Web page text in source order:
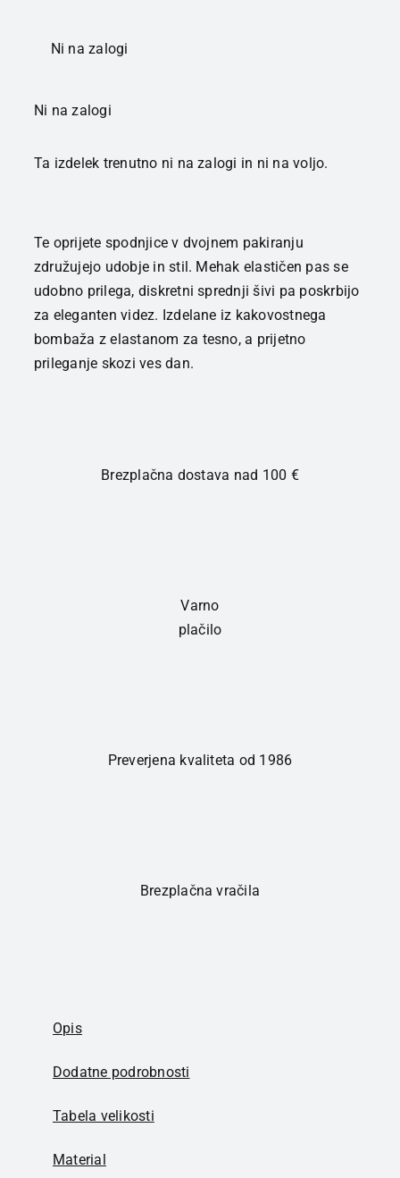
Ni na zalogi
Ni na zalogi
Ta izdelek trenutno ni na zalogi in ni na voljo.
Te oprijete spodnjice v dvojnem pakiranju
združujejo udobje in stil. Mehak elastičen pas se
udobno prilega, diskretni sprednji šivi pa poskrbijo
za eleganten videz. Izdelane iz kakovostnega
bombaža z elastanom za tesno, a prijetno
prileganje skozi ves dan.
Brezplačna dostava nad 100 €
Varno
plačilo
Preverjena kvaliteta od 1986
Brezplačna vračila
Opis
Dodatne podrobnosti
Tabela velikosti
Material